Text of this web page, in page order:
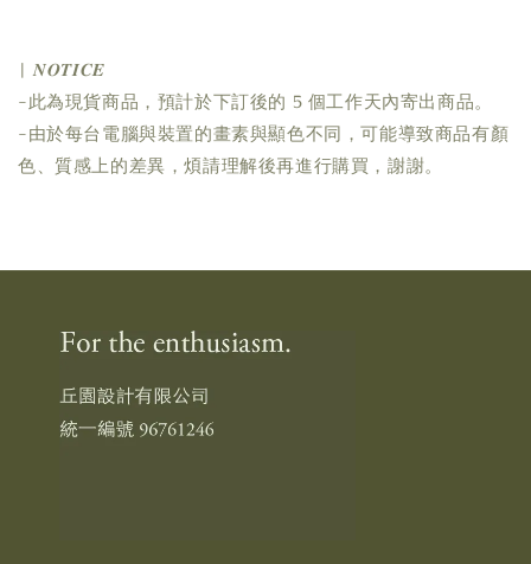
| 𝑵𝑶𝑻𝑰𝑪𝑬
-此為現貨商品，預計於下訂後的 5 個工作天內寄出商品。
-由於每台電腦與裝置的畫素與顯色不同，可能導致商品有顏
色、質感上的差異，煩請理解後再進行購買，謝謝。